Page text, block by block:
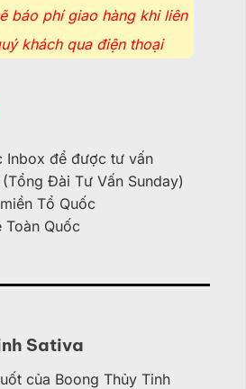
báo phí giao hàng khi liên
khách qua điện thoại
Inbox để được tư vấn
(Tổng Đài Tư Vấn Sunday)
Tổ Quốc
Quốc
Sativa
của Boong Thủy Tinh